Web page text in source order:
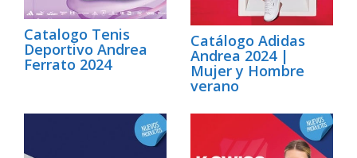
Catalogo Tenis
Deportivo Andrea
Ferrato 2024
Catálogo Adidas
Andrea 2024 |
Mujer y Hombre
verano